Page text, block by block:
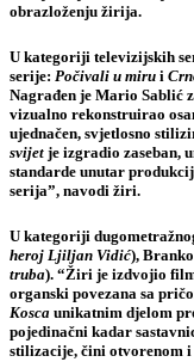
obrazloženju žirija.
U kategoriji televizijskih
serije: Počivali u miru i
Nagrađen je Mario Sablić
vizualno rekonstruirao
ujednačen, svjetlosno
svijet je izgradio zaseban,
standarde unutar
serija”, navodi žiri.
U kategoriji
heroj Ljiljan Vidić),
truba). “Žiri je izdvojio
organski povezana sa
Kosca unikatnim djelom
pojedinačni kadar
stilizacije, čini otvorenom i